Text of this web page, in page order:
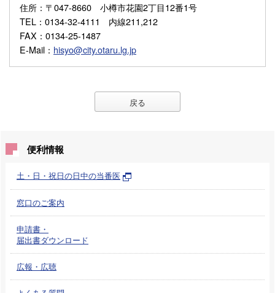
住所 ：〒047-8660 小樽市花園2丁目12番1号
TEL ：0134-32-4111 内線211,212
FAX ：0134-25-1487
E-Mail ： hisyo@city.otaru.lg.jp
戻る
便利情報
土・日・祝日の日中の当番医
窓口のご案内
申請書・
届出書ダウンロード
広報・広聴